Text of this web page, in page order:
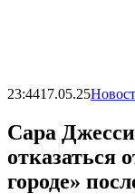
23:4417.05.25
Сара
отказаться
городе»